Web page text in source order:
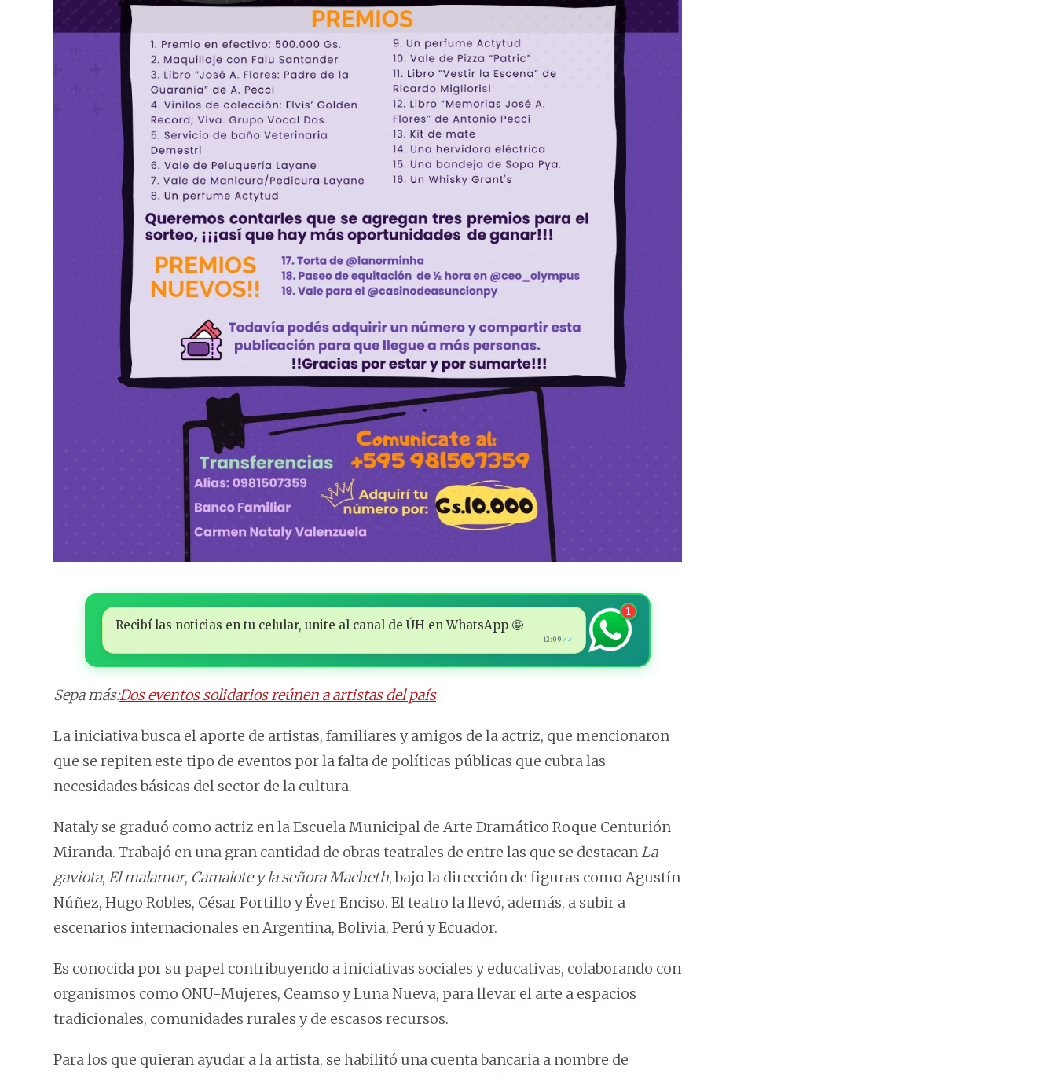
Recibí las noticias en tu celular, unite al canal de ÚH en WhatsApp 🤩
12:09 ✓✓
1
Sepa más:Dos eventos solidarios reúnen a artistas del país
La iniciativa busca el aporte de artistas, familiares y amigos de la actriz, que mencionaron
que se repiten este tipo de eventos por la falta de políticas públicas que cubra las
necesidades básicas del sector de la cultura.
Nataly se graduó como actriz en la Escuela Municipal de Arte Dramático Roque Centurión
Miranda. Trabajó en una gran cantidad de obras teatrales de entre las que se destacanLa
gaviota, El malamor, Camalote y la señora Macbeth, bajo la dirección de figuras como Agustín
Núñez, Hugo Robles, César Portillo y Éver Enciso. El teatro la llevó, además, a subir a
escenarios internacionales en Argentina, Bolivia, Perú y Ecuador.
Es conocida por su papel contribuyendo a iniciativas sociales y educativas, colaborando con
organismos como ONU-Mujeres, Ceamso y Luna Nueva, para llevar el arte a espacios
tradicionales, comunidades rurales y de escasos recursos.
Para los que quieran ayudar a la artista, se habilitó una cuenta bancaria a nombre de